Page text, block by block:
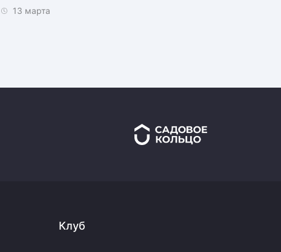
13 марта
Клуб